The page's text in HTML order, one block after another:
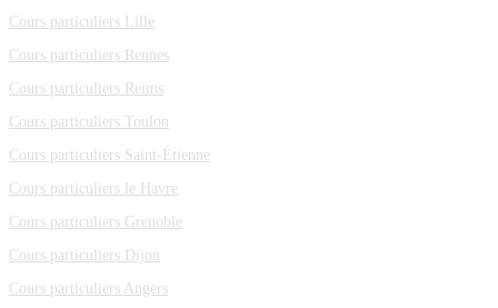
Cours particuliers Lille
Cours particuliers Rennes
Cours particuliers Reims
Cours particuliers Toulon
Cours particuliers Saint-Étienne
Cours particuliers le Havre
Cours particuliers Grenoble
Cours particuliers Dijon
Cours particuliers Angers